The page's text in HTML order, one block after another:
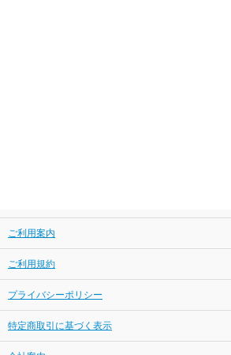
ご利用案内
ご利用規約
プライバシーポリシー
特定商取引に基づく表示